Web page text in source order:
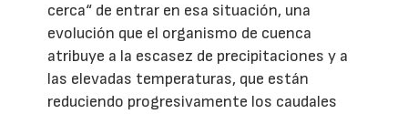
cerca“ de entrar en esa situación, una
evolución que el organismo de cuenca
atribuye a la escasez de precipitaciones y a
las elevadas temperaturas, que están
reduciendo progresivamente los caudales